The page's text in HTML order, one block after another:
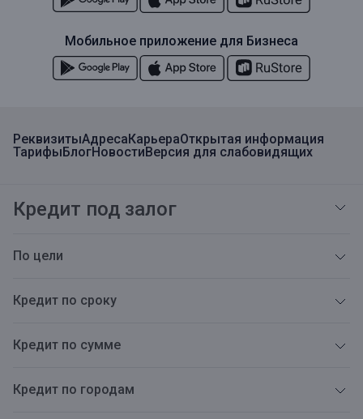
РеквизитыАдресаКарьераОткрытая информация
ТарифыБлогНовостиВерсия для слабовидящих
Кредит под залог
По цели
Кредит по сроку
Кредит по сумме
Кредит по городам
Мобильное приложение для Бизнеса